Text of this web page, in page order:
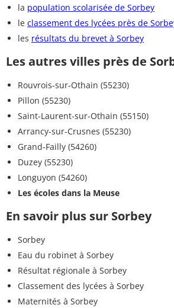
la population scolarisée de Sorbey
le classement des lycées près de
les résultats du brevet à Sorbey
Les autres villes près de
Rouvrois-sur-Othain (55230)
Pillon (55230)
Saint-Laurent-sur-Othain (55150)
Arrancy-sur-Crusnes (55230)
Grand-Failly (54260)
Duzey (55230)
Longuyon (54260)
Les écoles dans la Meuse
En savoir plus sur Sorbey
Sorbey
Eau du robinet à Sorbey
Résultat régionale à Sorbey
Classement des lycées à Sorbey
Maternités à Sorbey